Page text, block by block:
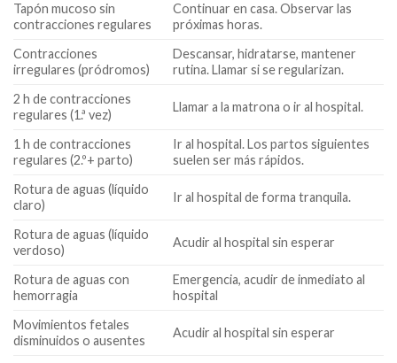
Tapón mucoso sin
contracciones regulares
Continuar en casa. Observar las
próximas horas.
Contracciones
irregulares (pródromos)
Descansar, hidratarse, mantener
rutina. Llamar si se regularizan.
2 h de contracciones
regulares (1.ª vez)
Llamar a la matrona o ir al hospital.
1 h de contracciones
regulares (2.º+ parto)
Ir al hospital. Los partos siguientes
suelen ser más rápidos.
Rotura de aguas (líquido
claro)
Ir al hospital de forma tranquila.
Rotura de aguas (líquido
verdoso)
Acudir al hospital sin esperar
Rotura de aguas con
hemorragia
Emergencia, acudir de inmediato al
hospital
Movimientos fetales
disminuidos o ausentes
Acudir al hospital sin esperar